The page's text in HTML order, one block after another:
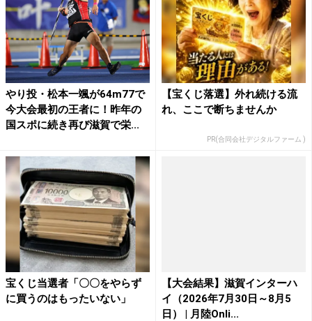
やり投・松本一颯が64m77で
今大会最初の王者に！昨年の
国スポに続き再び滋賀で栄...
【宝くじ落選】外れ続ける流
れ、ここで断ちませんか
PR(合同会社デジタルファーム )
宝くじ当選者「〇〇をやらず
に買うのはもったいない」
【大会結果】滋賀インターハ
イ（2026年7月30日～8月5
日） | 月陸Onli...